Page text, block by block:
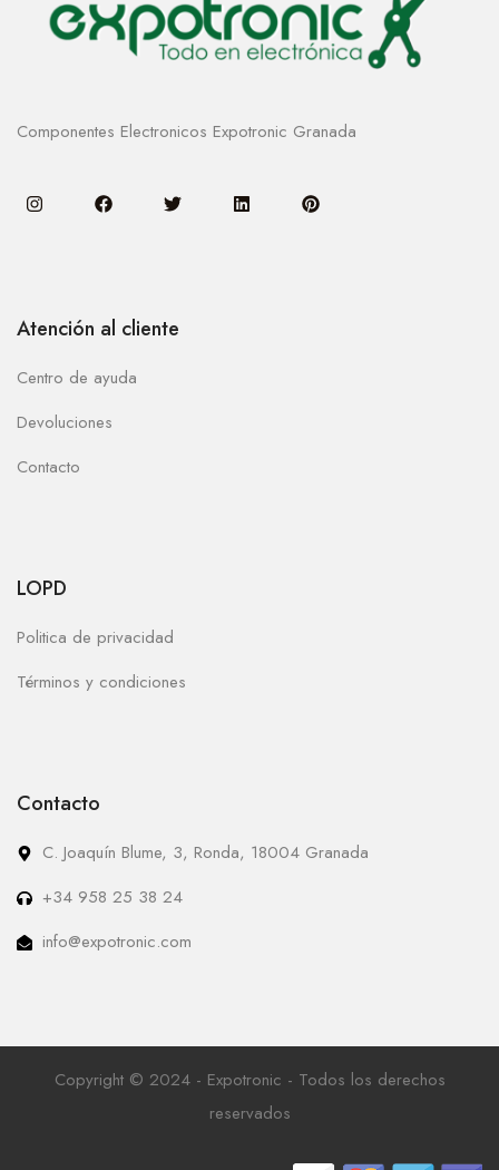
Componentes Electronicos Expotronic Granada
Atención al cliente
Centro de ayuda
Devoluciones
Contacto
LOPD
Politica de privacidad
Términos y condiciones
Contacto
C. Joaquín Blume, 3, Ronda, 18004 Granada
+34 958 25 38 24
info@expotronic.com
Copyright © 2024 - Expotronic - Todos los derechos
reservados